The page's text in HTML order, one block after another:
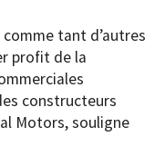
tant d’autres
profit de la
constructeurs
Motors, souligne